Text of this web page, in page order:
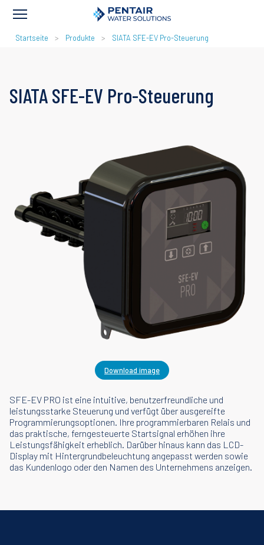
PFADNAVIGATION
Startseite Produkte SIATA SFE-EV Pro-Steuerung
SIATA SFE-EV Pro-Steuerung
Download image
SFE-EV PRO ist eine intuitive, benutzerfreundliche und
leistungsstarke Steuerung und verfügt über ausgereifte
Programmierungsoptionen. Ihre programmierbaren Relais und
das praktische, ferngesteuerte Startsignal erhöhen ihre
Leistungsfähigkeit erheblich. Darüber hinaus kann das LCD-
Display mit Hintergrundbeleuchtung angepasst werden sowie
das Kundenlogo oder den Namen des Unternehmens anzeigen.